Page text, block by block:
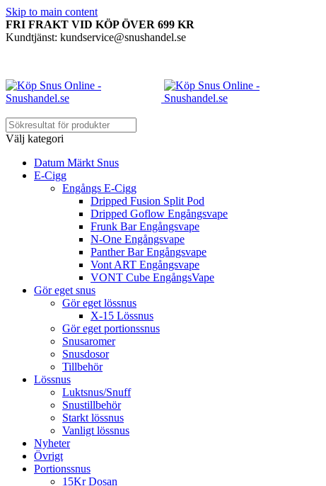
Skip to main content
FRI FRAKT VID KÖP ÖVER 699 KR
Kundtjänst: kundservice@snushandel.se
Välj kategori
Datum Märkt Snus
E-Cigg
Engångs E-Cigg
Dripped Fusion Split Pod
Dripped Goflow Engångsvape
Frunk Bar Engångsvape
N-One Engångsvape
Panther Bar Engångsvape
Vont ART Engångsvape
VONT Cube EngångsVape
Gör eget snus
Gör eget lössnus
X-15 Lössnus
Gör eget portionssnus
Snusaromer
Snusdosor
Tillbehör
Lössnus
Luktsnus/Snuff
Snustillbehör
Starkt lössnus
Vanligt lössnus
Nyheter
Övrigt
Portionssnus
15Kr Dosan